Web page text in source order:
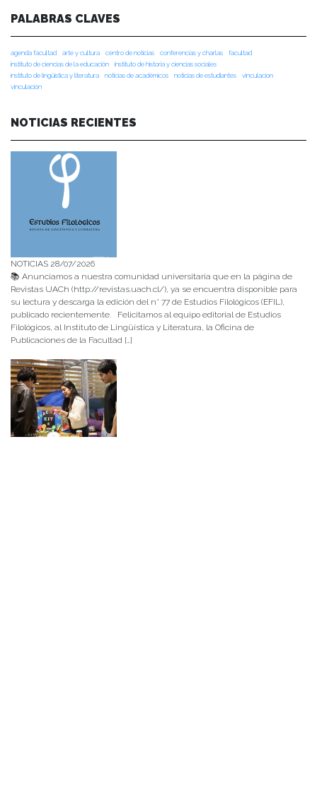
PALABRAS CLAVES
agenda facultad arte y cultura centro de noticias conferencias y charlas
facultad
instituto de ciencias de la educación
instituto de historia y ciencias sociales
instituto de lingüística y literatura
noticias de académicos noticias de estudiantes
vinculacion
vinculación
NOTICIAS RECIENTES
NOTICIAS 28/07/2026
📚 Anunciamos a nuestra comunidad universitaria que en la página de
Revistas UACh (http://revistas.uach.cl/), ya se encuentra disponible para
su lectura y descarga la edición del n° 77 de Estudios Filológicos (EFIL),
publicado recientemente. Felicitamos al equipo editorial de Estudios
Filológicos, al Instituto de Lingüística y Literatura, la Oficina de
Publicaciones de la Facultad […]